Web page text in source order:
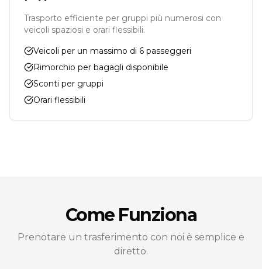
Trasporto efficiente per gruppi più numerosi con
veicoli spaziosi e orari flessibili.
Veicoli per un massimo di 6 passeggeri
Rimorchio per bagagli disponibile
Sconti per gruppi
Orari flessibili
Come Funziona
Prenotare un trasferimento con noi è semplice e
diretto.